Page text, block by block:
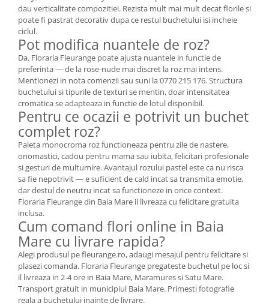
dau verticalitate compozitiei. Rezista mult mai mult decat florile si
poate fi pastrat decorativ dupa ce restul buchetului isi incheie
ciclul.
Pot modifica nuantele de roz?
Da. Floraria Fleurange poate ajusta nuantele in functie de
preferinta — de la rose-nude mai discret la roz mai intens.
Mentionezi in nota comenzii sau suni la 0770 215 176. Structura
buchetului si tipurile de texturi se mentin, doar intensitatea
cromatica se adapteaza in functie de lotul disponibil.
Pentru ce ocazii e potrivit un buchet
complet roz?
Paleta monocroma roz functioneaza pentru zile de nastere,
onomastici, cadou pentru mama sau iubita, felicitari profesionale
si gesturi de multumire. Avantajul rozului pastel este ca nu risca
sa fie nepotrivit — e suficient de cald incat sa transmita emotie,
dar destul de neutru incat sa functioneze in orice context.
Floraria Fleurange din Baia Mare il livreaza cu felicitare gratuita
inclusa.
Cum comand flori online in Baia
Mare cu livrare rapida?
Alegi produsul pe fleurange.ro, adaugi mesajul pentru felicitare si
plasezi comanda. Floraria Fleurange pregateste buchetul pe loc si
il livreaza in 2-4 ore in Baia Mare, Maramures si Satu Mare.
Transport gratuit in municipiul Baia Mare. Primesti fotografie
reala a buchetului inainte de livrare.